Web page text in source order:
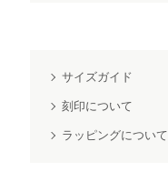
サイズガイド
刻印について
ラッピングについて